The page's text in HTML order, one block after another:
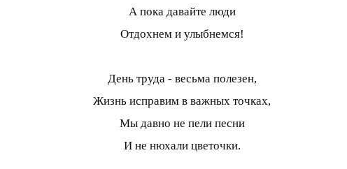
А пока давайте люди
Отдохнем и улыбнемся!
День труда - весьма полезен,
Жизнь исправим в важных точках,
Мы давно не пели песни
И не нюхали цветочки.